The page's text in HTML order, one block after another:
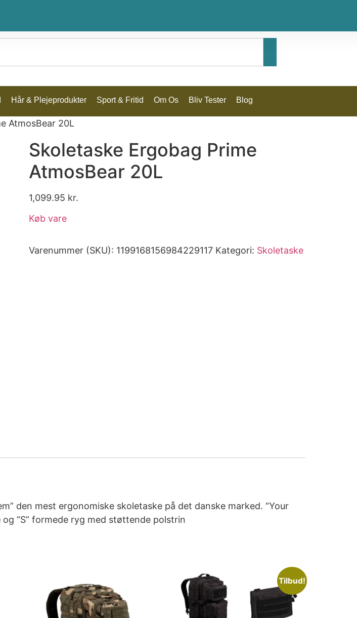
Hår & Plejeprodukter Sport & Fritid Om Os Bliv Tester Blog
AtmosBear 20L
Skoletaske Ergobag Prime
AtmosBear 20L
1,099.95 kr.
Køb vare
Varenummer (SKU): 1199168156984229117 Kategori: Skoletaske
den mest ergonomiske skoletaske på det danske marked. “Your
“S” formede ryg med støttende polstrin
Tilbud!